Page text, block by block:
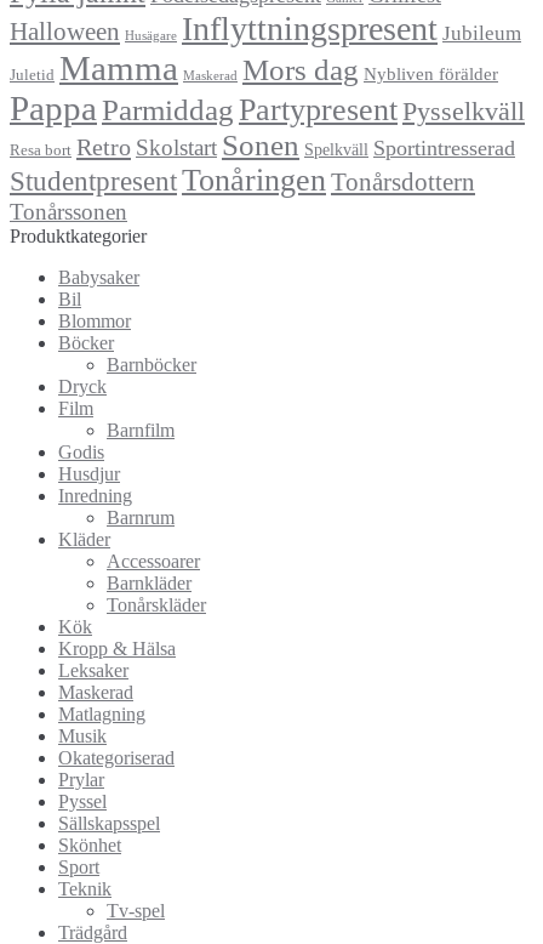
Halloween Husägare Inflyttningspresent Jubileum
Juletid Mamma Maskerad Mors dag Nybliven förälder
Pappa ParmiddagPartypresentPysselkväll
Resa bort Retro Skolstart Sonen Spelkväll Sportintresserad
StudentpresentTonåringen Tonårsdottern
Tonårssonen
Produktkategorier
Babysaker
Bil
Blommor
Böcker
Barnböcker
Dryck
Film
Barnfilm
Godis
Husdjur
Inredning
Barnrum
Kläder
Accessoarer
Barnkläder
Tonårskläder
Kök
Kropp & Hälsa
Leksaker
Maskerad
Matlagning
Musik
Okategoriserad
Prylar
Pyssel
Sällskapsspel
Skönhet
Sport
Teknik
Tv-spel
Trädgård